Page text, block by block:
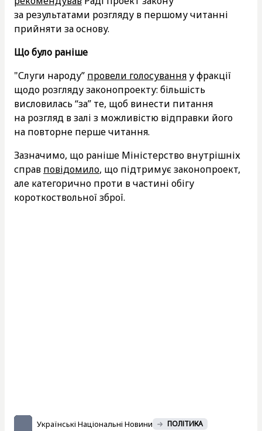
за результатами розгляду в першому читанні
прийняти за основу.
Що було раніше
"Слуги народу” провели голосування у фракції
щодо розгляду законопроекту: більшість
висловилась “за” те, щоб винести питання
на розгляд в залі з можливістю відправки його
на повторне перше читання.
Зазначимо, що раніше Міністерство внутрішніх
справ повідомило, що підтримує законопроект,
але категорично проти в частині обігу
короткоствольної зброї.
Українські Національні Новини ПОЛІТИКА